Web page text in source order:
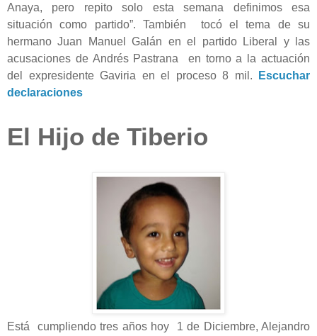
Anaya, pero repito solo esta semana definimos esa
situación como partido”. También tocó el tema de su
hermano Juan Manuel Galán en el partido Liberal y las
acusaciones de Andrés Pastrana en torno a la actuación
del expresidente Gaviria en el proceso 8 mil.
Escuchar
declaraciones
El Hijo de Tiberio
Está cumpliendo tres años hoy 1 de Diciembre, Alejandro